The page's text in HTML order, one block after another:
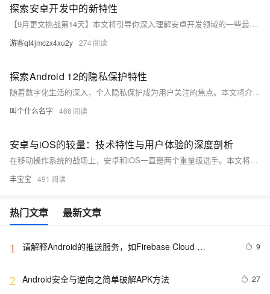
探索安卓开发中的新特性
【9月更文挑战第14天】本文将引导你深入理解安卓开发领域的一些最新特性，并为你提供实用的代码示例。无论你是初学者还是经验丰富的开发者，这篇文章都会给你带来新的启示和灵感。让我们一起探索吧！
游客qf4jmczx4xu2y 274
探索Android 12的隐私保护特性
随着数字化生活的深入，个人隐私保护成为用户关注的焦点。本文将介绍Android 12新推出的隐私保护功能，包括隐私仪表板、近似位置访问和麦克风/相机指示器等，帮助读者了解如何通过这些工具来增强自己的数据安全。
叫个什么名字 466
安卓与iOS的较量：技术特性与用户体验的深度剖析
在移动操作系统的战场上，安卓和iOS一直是两个重量级选手。本文将深入探讨两者的技术架构、安全性、应用生态以及用户体验等方面的差异，并尝试从用户和开发者的角度出发，分析这两个系统的优势与不足。通过比较，我们不仅能更好地理解各自的特点，还能洞察未来移动技术的发展趋势。
丰宝宝 491
热门文章 最新文章
1
请解释Android的推送服务，如Firebase Cloud
9
2 Android安全与逆向之简单破解APK方法 27